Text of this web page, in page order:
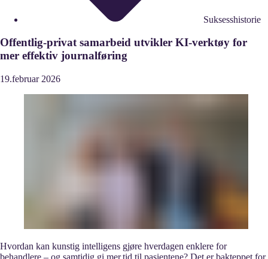
Suksesshistorie
Offentlig-privat samarbeid utvikler KI-verktøy for
mer effektiv journalføring
19.februar 2026
Hvordan kan kunstig intelligens gjøre hverdagen enklere for